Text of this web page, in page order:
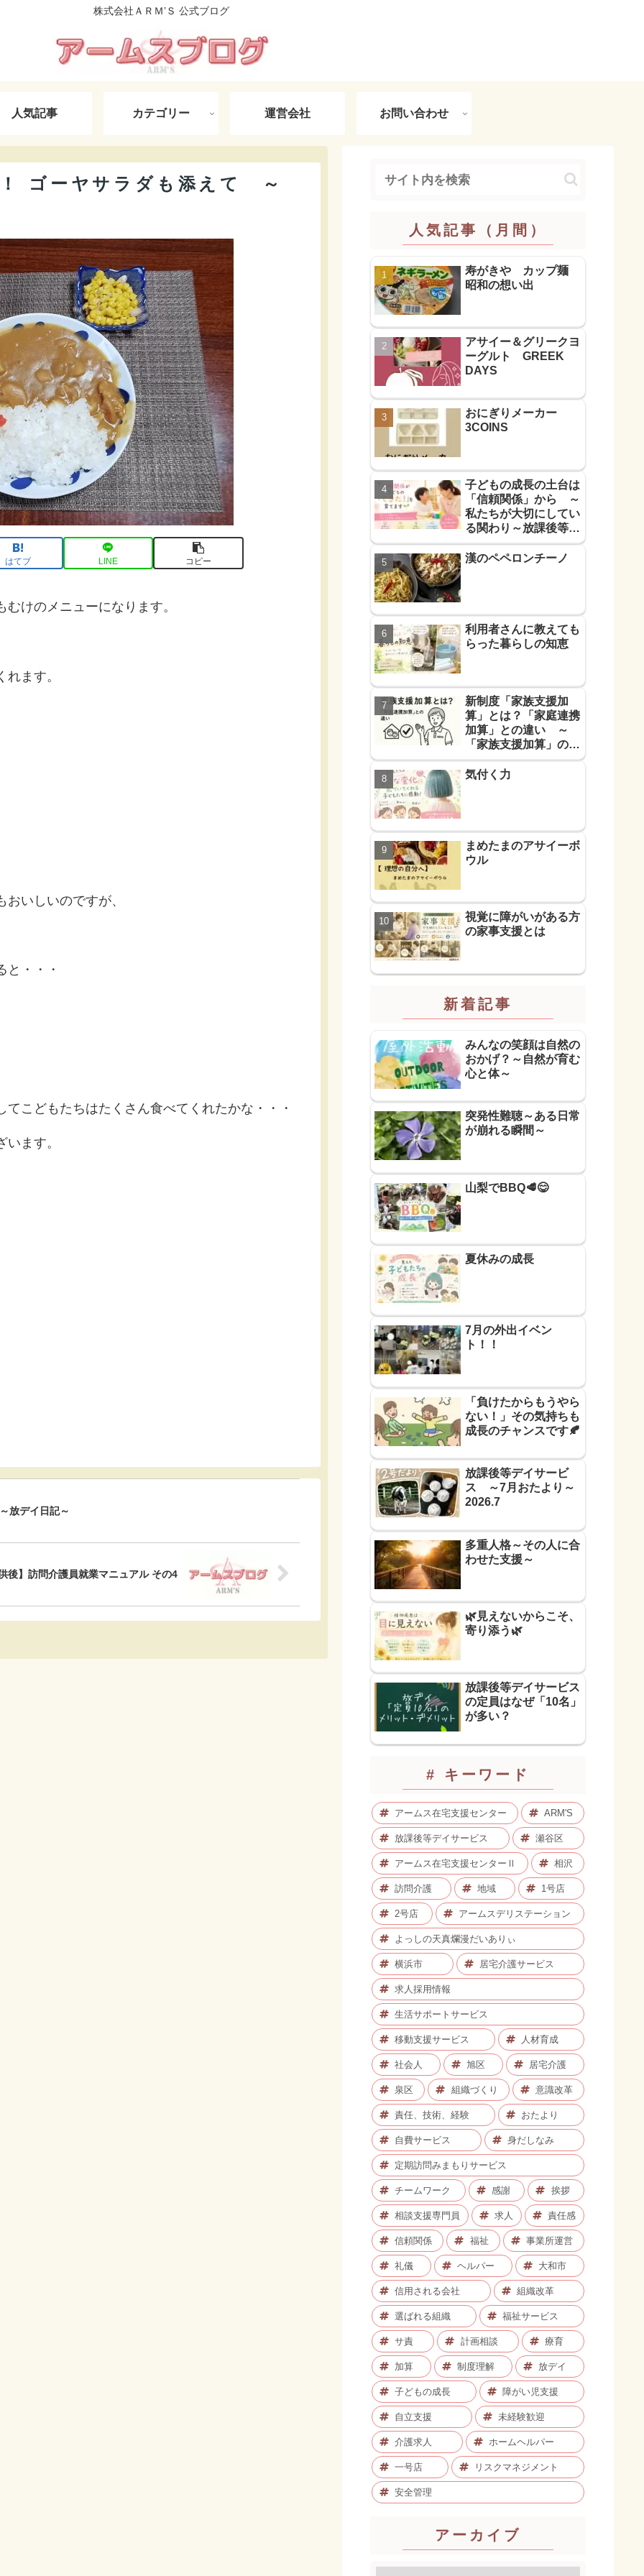
株式会社ＡＲＭ’Ｓ 公式ブログ
人気記事 カテゴリー 運営会社 お問い合わせ
ゴーヤサラダも添えて ～
はてブ LINE コピー
けのメニューになります。
ます。
いしいのですが、
と・・・
こどもたちはたくさん食べてくれたかな・・・
ます。
放デイ日記～
後】訪問介護員就業マニュアル その4
人気記事（月間）
寿がきや カップ麺
昭和の想い出
アサイー＆グリークヨ
ーグルト GREEK
DAYS
おにぎりメーカー
3COINS
子どもの成長の土台は
「信頼関係」から ～
私たちが大切にしてい
る関わり～放課後等デ
イサービス
漢のペペロンチーノ
利用者さんに教えても
らった暮らしの知恵
新制度「家族支援加
算」とは？「家庭連携
加算」との違い ～
「家族支援加算」の算
定要件と支援方法！を
解説します～
気付く力
まめたまのアサイーボ
ウル
視覚に障がいがある方
の家事支援とは
新着記事
みんなの笑顔は自然の
おかげ？～自然が育む
心と体～
突発性難聴～ある日常
が崩れる瞬間～
山梨でBBQ🥩😋
夏休みの成長
7月の外出イベン
ト！！
「負けたからもうやら
ない！」その気持ちも
成長のチャンスです🍂
放課後等デイサービ
ス ～7月おたより～
2026.7
多重人格～その人に合
わせた支援～
🌿見えないからこそ、
寄り添う🌿
放課後等デイサービス
の定員はなぜ「10名」
が多い？
# キーワード
アームス在宅支援センター ARM'S
放課後等デイサービス 瀬谷区
アームス在宅支援センターⅡ 相沢
訪問介護 地域 1号店
2号店 アームスデリステーション
よっしの天真爛漫だいありぃ
横浜市 居宅介護サービス
求人採用情報
生活サポートサービス
移動支援サービス 人材育成
社会人 旭区 居宅介護
泉区 組織づくり 意識改革
責任、技術、経験 おたより
自費サービス 身だしなみ
定期訪問みまもりサービス
チームワーク 感謝 挨拶
相談支援専門員 求人 責任感
信頼関係 福祉 事業所運営
礼儀 ヘルパー 大和市
信用される会社 組織改革
選ばれる組織 福祉サービス
サ責 計画相談 療育
加算 制度理解 放デイ
子どもの成長 障がい児支援
自立支援 未経験歓迎
介護求人 ホームヘルパー
一号店 リスクマネジメント
安全管理
アーカイブ